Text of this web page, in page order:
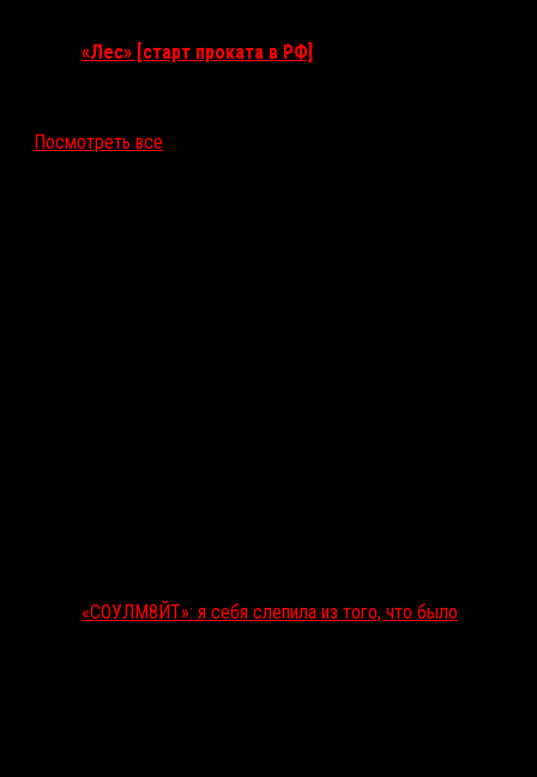
«Лес» [старт проката в РФ]
Посмотреть все
«СОУЛМ8ЙТ»: я себя слепила из того, что было